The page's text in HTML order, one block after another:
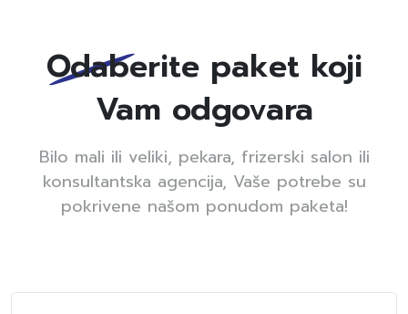
Odaberite paket koji
Vam odgovara
Bilo mali ili veliki, pekara, frizerski salon ili
konsultantska agencija, Vaše potrebe su
pokrivene našom ponudom paketa!